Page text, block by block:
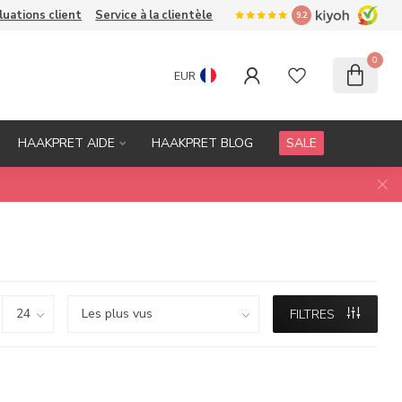
client Service à la clientèle 9.2
EUR
0
HAAKPRET AIDE HAAKPRET BLOG SALE
FILTRES